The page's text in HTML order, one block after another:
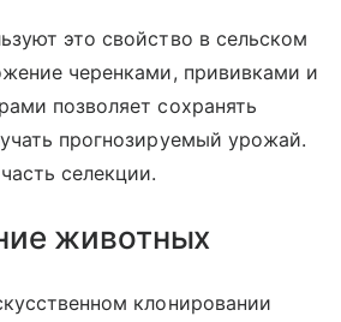
это свойство в сельском
черенками, прививками и
позволяет сохранять
прогнозируемый урожай.
селекции.
животных
клонировании